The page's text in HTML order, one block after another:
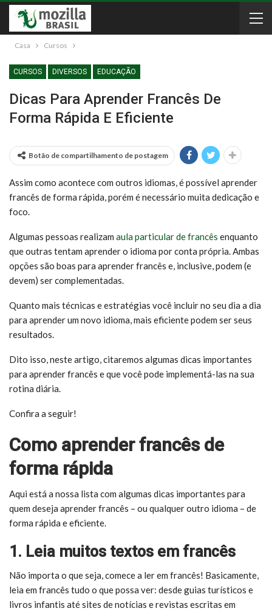
Casa Cursos
CURSOS DIVERSOS EDUCAÇÃO
Dicas Para Aprender Francês De
Forma Rápida E Eficiente
Botão de compartilhamento de postagem
Assim como acontece com outros idiomas, é possível aprender
francês de forma rápida, porém é necessário muita dedicação e
foco.
Algumas pessoas realizam aula particular de francês enquanto
que outras tentam aprender o idioma por conta própria. Ambas
opções são boas para aprender francês e, inclusive, podem (e
devem) ser complementadas.
Quanto mais técnicas e estratégias você incluir no seu dia a dia
para aprender um novo idioma, mais eficiente podem ser seus
resultados.
Dito isso, neste artigo, citaremos algumas dicas importantes
para aprender francês e que você pode implementá-las na sua
rotina diária.
Confira a seguir!
Como aprender francês de
forma rápida
Aqui está a nossa lista com algumas dicas importantes para
quem deseja aprender francês – ou qualquer outro idioma – de
forma rápida e eficiente.
1. Leia muitos textos em francês
Não importa o que seja, comece a ler em francês! Basicamente,
leia em francês tudo o que possa ver: desde guias turísticos e
livros infantis até sites de notícias e revistas escritas em